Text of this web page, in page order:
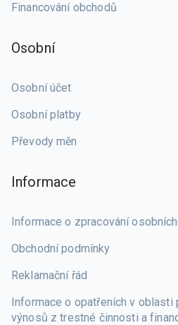
Financování obchodů
Osobní
Osobní účet
Osobní platby
Převody měn
Informace
Informace o zpracování
Obchodní podmínky
Reklamační řád
Informace o opatřeních v oblasti
výnosů z trestné činnosti a